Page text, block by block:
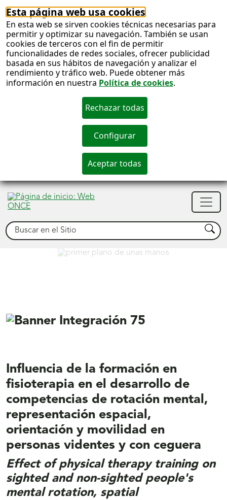
Esta página web usa cookies
En esta web se sirven cookies técnicas necesarias para
permitir y optimizar su navegación. También se usan
cookies de terceros con el fin de permitir
funcionalidades de redes sociales, ofrecer publicidad
basada en sus hábitos de navegación y analizar el
rendimiento y tráfico web. Puede obtener más
información en nuestra Política de cookies.
Buscar Buscar
Déjanos ayudarte
Influencia de la formación en
fisioterapia en el desarrollo de
competencias de rotación mental,
representación espacial,
orientación y movilidad en
personas videntes y con ceguera
Effect of physical therapy training on
sighted and non-sighted people's
mental rotation, spatial